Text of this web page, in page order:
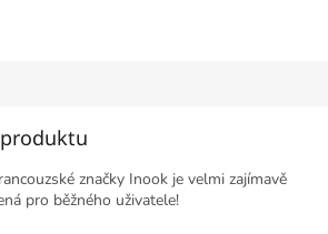
značky Inook je velmi zajímavě
pro běžného uživatele!